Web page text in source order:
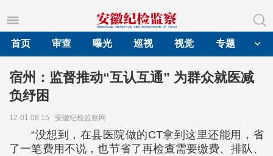
首页
审查 曝光 巡视 视觉 专题
宿州：监督推动“互认互通” 为群众就医减
负纾困
12-01 08:15 安徽纪检监察网
“没想到，在县医院做的CT拿到这里还能用，省
了一笔费用不说，也节省了再检查需要缴费、排队、